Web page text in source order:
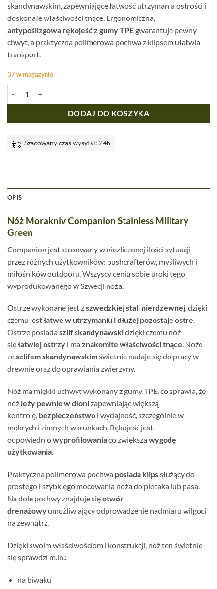
skandynawskim, zapewniające łatwość utrzymania ostrości i
doskonałe właściwości tnące. Ergonomiczna,
antypoślizgowa rękojeść z gumy TPEgwarantuje pewny
chwyt, a praktyczna polimerowa pochwa z klipsem ułatwia
transport.
37 w magazynie
DODAJ DO KOSZYKA
Szacowany czas wysyłki: 24h
OPIS
Nóż Morakniv Companion Stainless Military
Green
Companion jest stosowany w niezliczonej ilości sytuacji
przez różnych użytkowników: bushcrafterów, myśliwych i
miłośników outdooru. Wszyscy cenią sobie uroki tego
wyprodukowanego w Szwecji noża.
Ostrze wykonane jest zszwedzkiej stali nierdzewnej, dzięki
czemu jestłatwe w utrzymaniu i dłużej pozostaje ostre.
Ostrze posiada szlif skandynawskidzięki czemu nóż
sięłatwiej ostrzy i ma znakomite właściwości tnące. Noże
zeszlifem skandynawskimświetnie nadaje się do pracy w
drewnie oraz do oprawiania zwierzyny.
Nóż ma miękki uchwyt wykonany z gumy TPE, co sprawia, że
nóż leży pewnie w dłonizapewniając większą
kontrolę, bezpieczeństwo i wydajność, szczególnie w
mokrych i zimnych warunkach. Rękojeść jest
odpowiedniowyprofilowaniaco zwiększa wygodę
użytkowania.
Praktyczna polimerowa pochwa posiada klipssłużący do
prostego i szybkiego mocowania noża do plecaka lub pasa.
Na dole pochwy znajduje sięotwór
drenażowy umożliwiający odprowadzenie nadmiaru wilgoci
na zewnątrz.
Dzięki swoim właściwościom i konstrukcji, nóż ten świetnie
się sprawdzi m.in. :
na biwaku